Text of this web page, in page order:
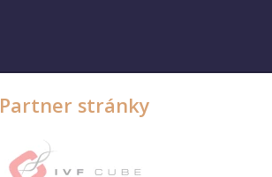
Partner stránky